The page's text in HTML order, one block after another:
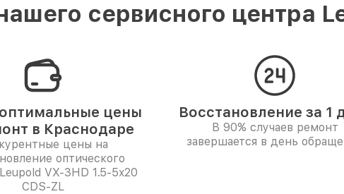
сервисного центра
цены
в Краснодаре
цены на
оптического
VX-3HD 1.5-5x20
CDS-ZL
Восстановление за 1
В 90% случаев ремонт
завершается в день